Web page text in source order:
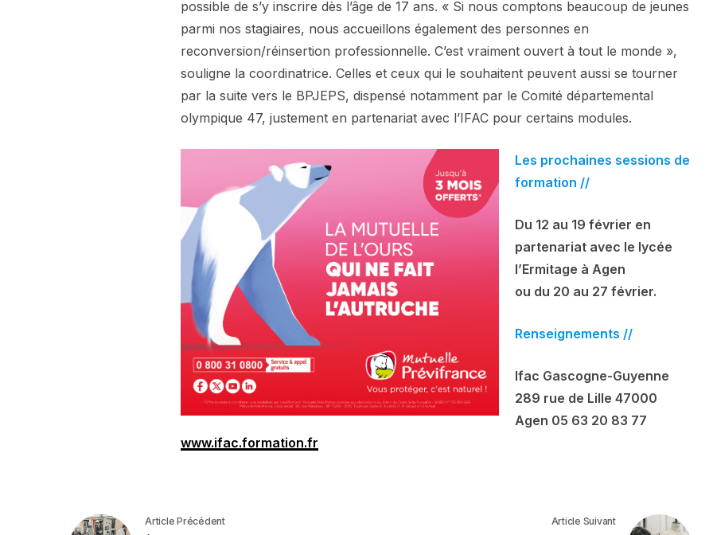
possible de s’y inscrire dès l’âge de 17 ans. « Si nous comptons beaucoup de jeunes
parmi nos stagiaires, nous accueillons également des personnes en
reconversion/réinsertion professionnelle. C’est vraiment ouvert à tout le monde »,
souligne la coordinatrice. Celles et ceux qui le souhaitent peuvent aussi se tourner
par la suite vers le BPJEPS, dispensé notamment par le Comité départemental
olympique 47, justement en partenariat avec l’IFAC pour certains modules.
Les prochaines sessions de
formation //
Du 12 au 19 février en
partenariat avec le lycée
l’Ermitage à Agen
ou du 20 au 27 février.
Renseignements //
Ifac Gascogne-Guyenne
289 rue de Lille 47000
Agen 05 63 20 83 77
www.ifac.formation.fr
Article Précédent Article Suivant